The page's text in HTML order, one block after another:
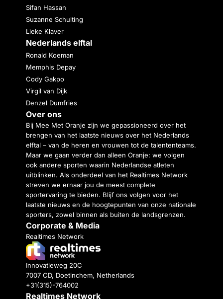
Sifan Hassan
Suzanne Schulting
Lieke Klaver
Nederlands elftal
Ronald Koeman
Memphis Depay
Cody Gakpo
Virgil van Dijk
Denzel Dumfries
Over ons
Bij Mee Met Oranje zijn we gepassioneerd over het
brengen van het laatste nieuws over het Nederlands
elftal – van de heren en vrouwen tot de talententeams.
Maar we gaan verder dan alleen Oranje: we volgen
ook andere sporten waarin Nederlandse atleten
uitblinken. Als onderdeel van het Realtimes Network
streven we ernaar jou de meest complete
sportervaring te bieden. Blijf ons volgen voor het
laatste nieuws en de hoogtepunten van onze nationale
sporters, zowel binnen als buiten de landsgrenzen.
Corporate & Media
Realtimes Network
Innovatieweg 20C
7007 CD, Doetinchem, Netherlands
+31(315)-764002
Realtimes Network